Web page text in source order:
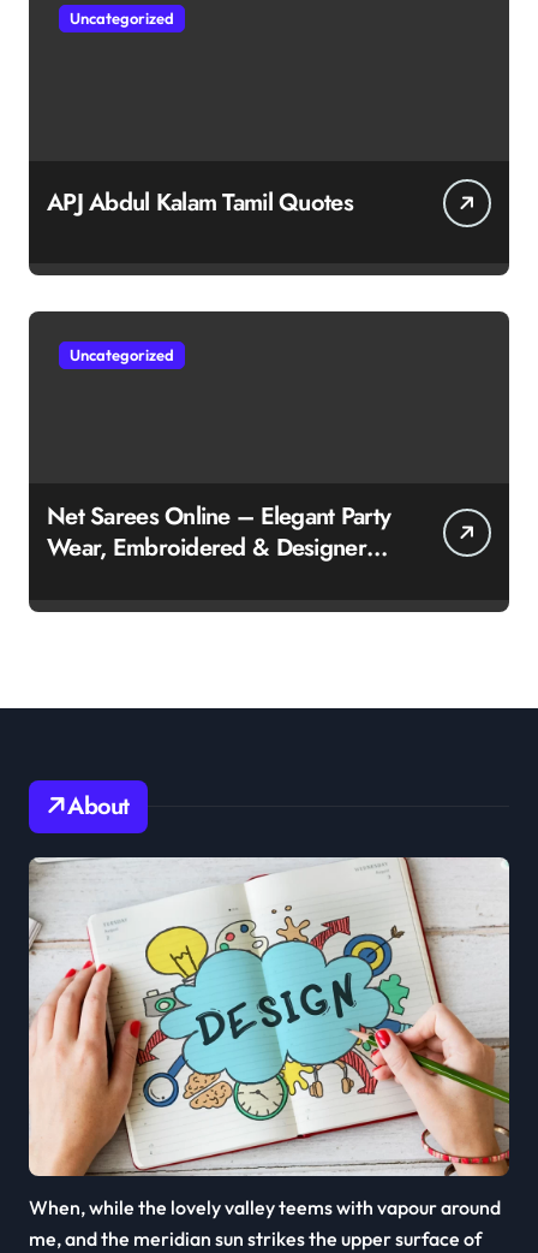
Uncategorized
APJ Abdul Kalam Tamil Quotes
Uncategorized
Net Sarees Online – Elegant Party
Wear, Embroidered & Designer
About
When, while the lovely valley teems with vapour around
me, and the meridian sun strikes the upper surface of